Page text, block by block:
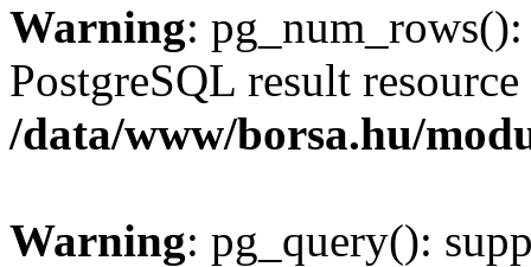
Warning:
PostgreSQL result
/data/www/borsa.hu/
Warning: pg_query():